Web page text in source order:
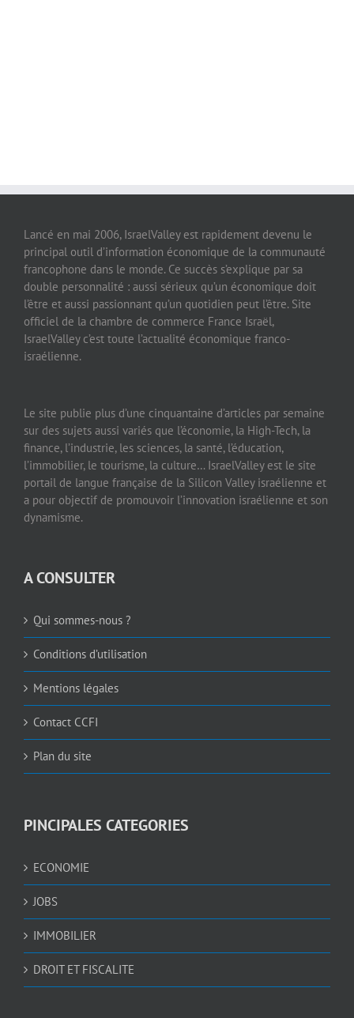
Lancé en mai 2006, IsraelValley est rapidement devenu le
principal outil d’information économique de la communauté
francophone dans le monde. Ce succès s’explique par sa
double personnalité : aussi sérieux qu’un économique doit
l’être et aussi passionnant qu’un quotidien peut l’être. Site
officiel de la chambre de commerce France Israël,
IsraelValley c’est toute l’actualité économique franco-
israélienne.
Le site publie plus d’une cinquantaine d’articles par semaine
sur des sujets aussi variés que l’économie, la High-Tech, la
finance, l’industrie, les sciences, la santé, l’éducation,
l’immobilier, le tourisme, la culture… IsraelValley est le site
portail de langue française de la Silicon Valley israélienne et
a pour objectif de promouvoir l’innovation israélienne et son
dynamisme.
A CONSULTER
Qui sommes-nous ?
Conditions d’utilisation
Mentions légales
Contact CCFI
Plan du site
PINCIPALES CATEGORIES
ECONOMIE
JOBS
IMMOBILIER
DROIT ET FISCALITE